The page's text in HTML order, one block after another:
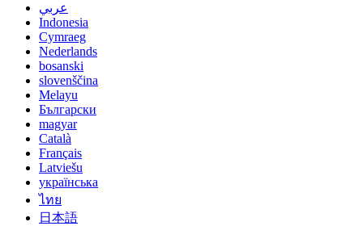
عربي
Indonesia
Cymraeg
Nederlands
bosanski
slovenščina
Melayu
Български
magyar
Català
Français
Latviešu
українська
ไทย
日本語